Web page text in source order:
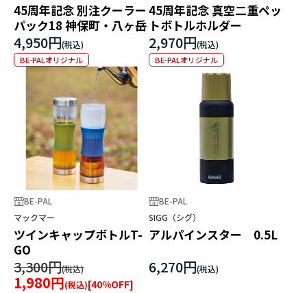
45周年記念 別注クーラー
パック18 神保町・八ヶ岳
4,950円
BE-PALオリジナル
45周年記念 真空二重ペッ
トボトルホルダー
2,970円
BE-PALオリジナル
BE-PAL
マックマー
ツインキャップボトルT-
GO
3,300円
1,980円 [40%OFF]
BE-PAL
SIGG（シグ）
アルパインスター 0.5L
6,270円